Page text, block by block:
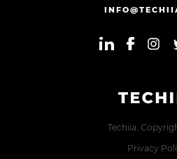
Techiia.
Privacy